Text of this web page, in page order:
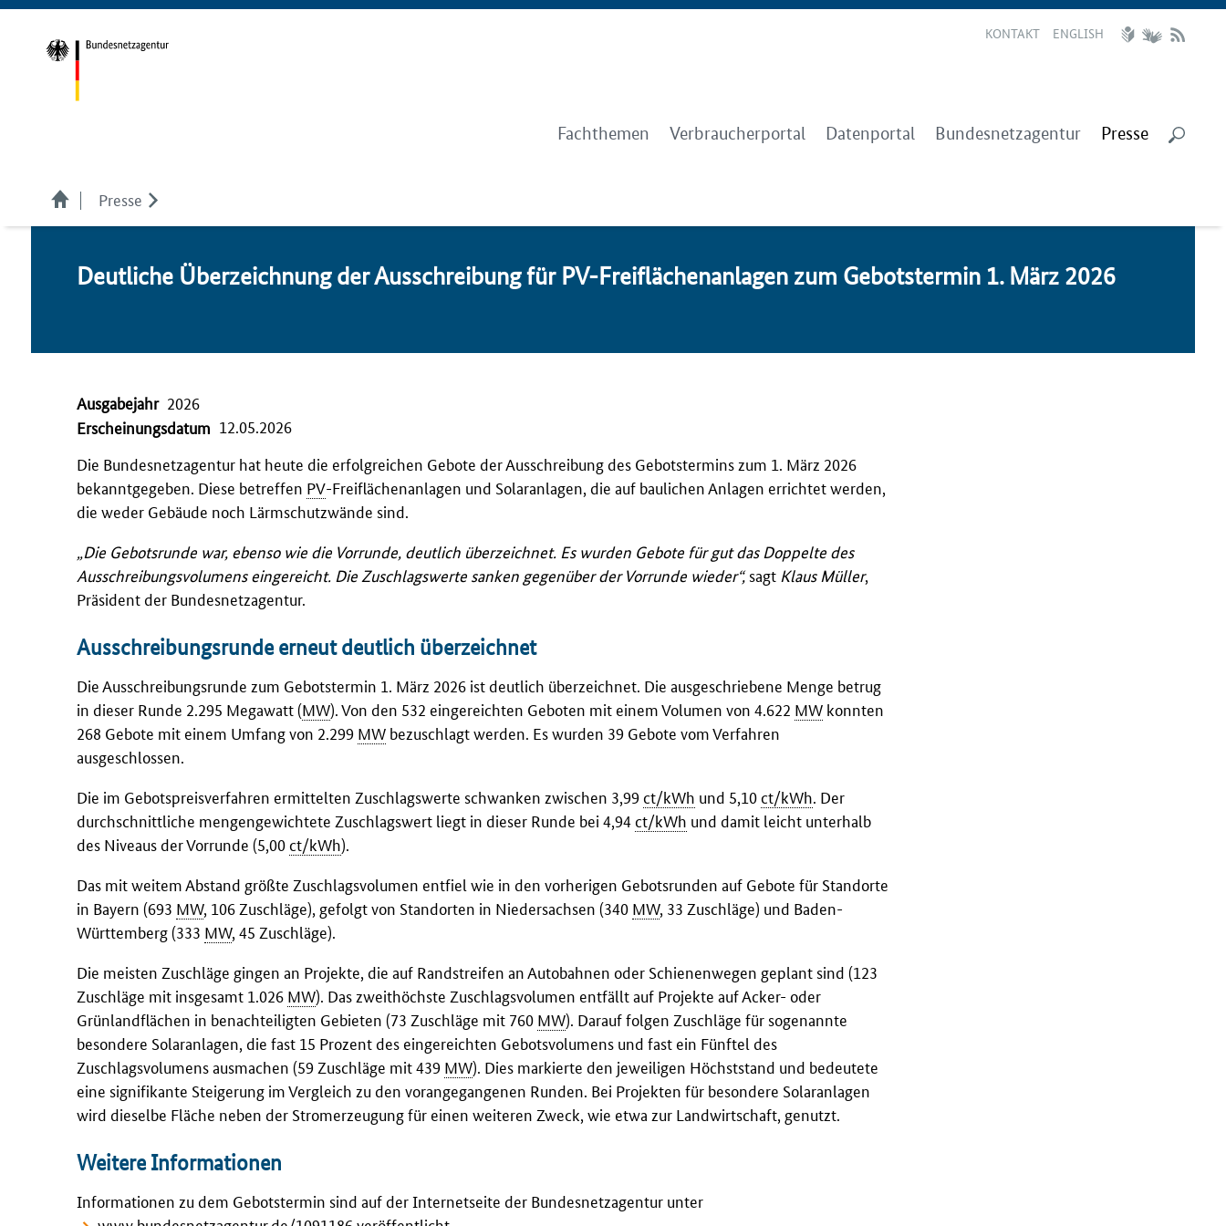
KONTAKT ENGLISH
Fachthemen Verbraucherportal Datenportal Bundesnetzagentur Presse
Presse
Deut­li­che Über­zeich­nung der Aus­schrei­bung für PV-Frei­flä­chen­an­la­gen zum Ge­bots­ter­min 1. März 2026
Ausgabejahr 2026
Erscheinungsdatum 12.05.2026
Die Bundesnetzagentur hat heute die erfolgreichen Gebote der Ausschreibung des Gebotstermins zum 1. März 2026
bekanntgegeben. Diese betreffen PV-Freiflächenanlagen und Solaranlagen, die auf baulichen Anlagen errichtet werden,
die weder Gebäude noch Lärmschutzwände sind.
„Die Gebotsrunde war, ebenso wie die Vorrunde, deutlich überzeichnet. Es wurden Gebote für gut das Doppelte des
Ausschreibungsvolumens eingereicht. Die Zuschlagswerte sanken gegenüber der Vorrunde wieder“,sagt Klaus Müller,
Präsident der Bundesnetzagentur.
Ausschreibungsrunde erneut deutlich überzeichnet
Die Ausschreibungsrunde zum Gebotstermin 1. März 2026 ist deutlich überzeichnet. Die ausgeschriebene Menge betrug
in dieser Runde 2.295 Megawatt (MW). Von den 532 eingereichten Geboten mit einem Volumen von 4.622 MW konnten
268 Gebote mit einem Umfang von 2.299 MW bezuschlagt werden. Es wurden 39 Gebote vom Verfahren
ausgeschlossen.
Die im Gebotspreisverfahren ermittelten Zuschlagswerte schwanken zwischen 3,99ct/kWh und 5,10ct/kWh. Der
durchschnittliche mengengewichtete Zuschlagswert liegt in dieser Runde bei 4,94ct/kWh und damit leicht unterhalb
des Niveaus der Vorrunde (5,00ct/kWh).
Das mit weitem Abstand größte Zuschlagsvolumen entfiel wie in den vorherigen Gebotsrunden auf Gebote für Standorte
in Bayern (693 MW, 106 Zuschläge), gefolgt von Standorten in Niedersachsen (340 MW, 33 Zuschläge) und Baden-
Württemberg (333 MW, 45 Zuschläge).
Die meisten Zuschläge gingen an Projekte, die auf Randstreifen an Autobahnen oder Schienenwegen geplant sind (123
Zuschläge mit insgesamt 1.026 MW). Das zweithöchste Zuschlagsvolumen entfällt auf Projekte auf Acker- oder
Grünlandflächen in benachteiligten Gebieten (73 Zuschläge mit 760 MW). Darauf folgen Zuschläge für sogenannte
besondere Solaranlagen, die fast 15 Prozent des eingereichten Gebotsvolumens und fast ein Fünftel des
Zuschlagsvolumens ausmachen (59 Zuschläge mit 439 MW). Dies markierte den jeweiligen Höchststand und bedeutete
eine signifikante Steigerung im Vergleich zu den vorangegangenen Runden. Bei Projekten für besondere Solaranlagen
wird dieselbe Fläche neben der Stromerzeugung für einen weiteren Zweck, wie etwa zur Landwirtschaft, genutzt.
Weitere Informationen
Informationen zu dem Gebotstermin sind auf der Internetseite der Bundesnetzagentur unter